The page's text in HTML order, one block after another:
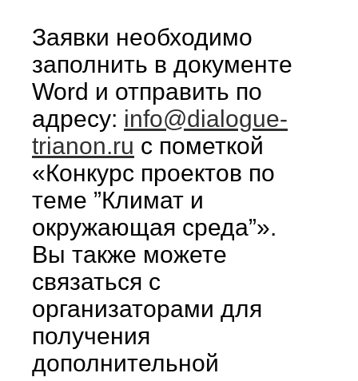
Заявки необходимо
заполнить в документе
Word и отправить по
адресу: info@dialogue-
trianon.ru с пометкой
«Конкурс проектов по
теме ”Климат и
окружающая среда”».
Вы также можете
связаться с
организаторами для
получения
дополнительной